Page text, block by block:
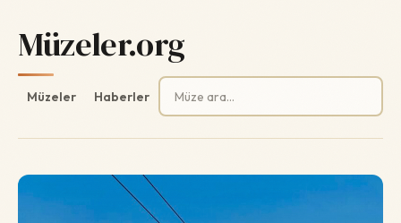
Müzeler.org
Müzeler Haberler
Arama: